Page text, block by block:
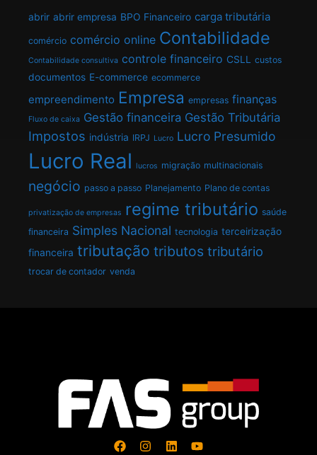
abrir abrir empresa BPO Financeiro carga tributária
comércio comércio online Contabilidade
Contabilidade consultiva controle financeiro CSLL custos
documentos E-commerce ecommerce
empreendimento Empresa empresas finanças
Fluxo de caixa Gestão financeira Gestão Tributária
Impostos indústria IRPJ Lucro Lucro Presumido
Lucro Real lucros migração multinacionais
negócio passo a passo Planejamento Plano de contas
privatização de empresas regime tributário saúde
financeira Simples Nacional tecnologia terceirização
financeira tributação tributos tributário
trocar de contador venda